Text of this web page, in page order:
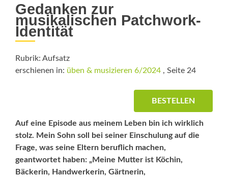
Gedanken zur
musikalischen Patchwork-
Identität
Rubrik: Aufsatz
erschienen in: üben & musizieren 6/2024 , Seite 24
BESTELLEN
Auf eine Episode aus meinem Leben bin ich wirklich
stolz. Mein Sohn soll bei seiner Einschulung auf die
Frage, was seine Eltern beruflich machen,
geantwortet haben: „Meine Mutter ist Köchin,
Bäckerin, Handwerkerin, Gärtnerin,